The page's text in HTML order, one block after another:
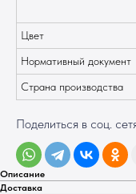
Цвет
Нормативный документ
Страна производства
Поделиться в соц.
Описание
Доставка